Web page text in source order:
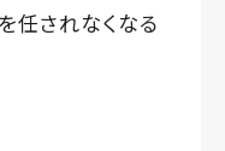
任されなくなる